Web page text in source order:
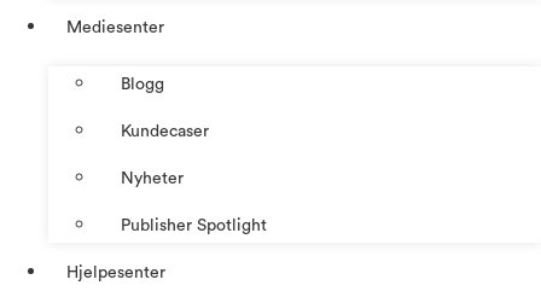
Mediesenter
Blogg
Kundecaser
Nyheter
Publisher Spotlight
Hjelpesenter